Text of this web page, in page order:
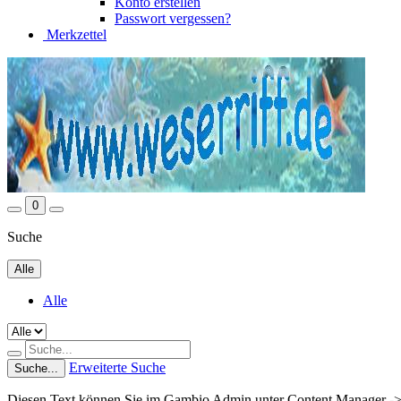
Passwort vergessen?
Merkzettel
0
Suche
Alle
Alle
Suche... Erweiterte Suche